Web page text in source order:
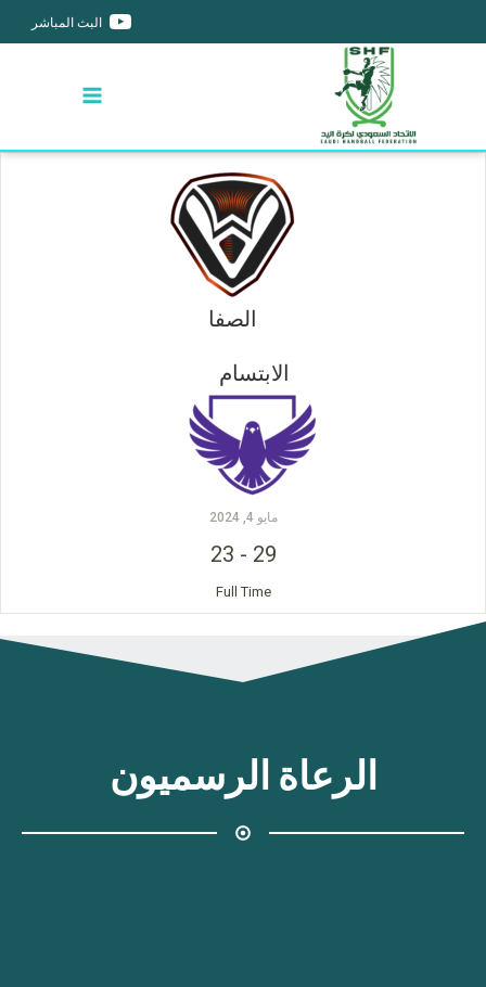
البث المباشر
الصفا
الابتسام
مايو 4, 2024
29
-
23
Full Time
الرعاة الرسميون